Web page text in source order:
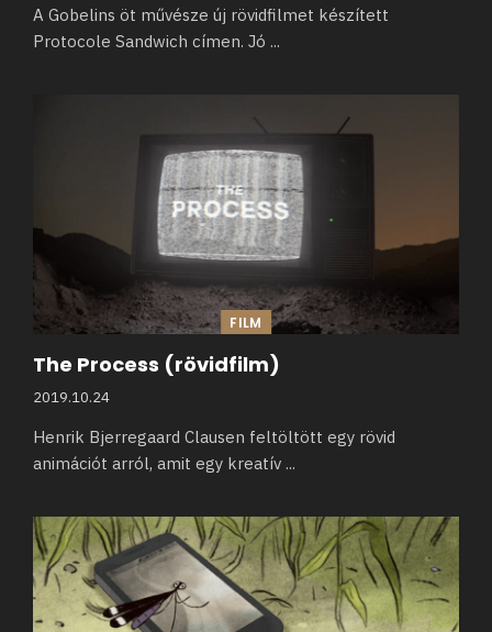
A Gobelins öt művésze új rövidfilmet készített
Protocole Sandwich címen. Jó ...
FILM
The Process (rövidfilm)
2019.10.24
Henrik Bjerregaard Clausen feltöltött egy rövid
animációt arról, amit egy kreatív ...